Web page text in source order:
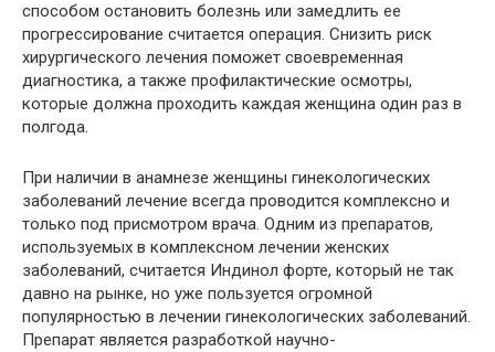
способом остановить болезнь или замедлить ее
прогрессирование считается операция. Снизить риск
хирургического лечения поможет своевременная
диагностика, а также профилактические осмотры,
которые должна проходить каждая женщина один раз в
полгода.
При наличии в анамнезе женщины гинекологических
заболеваний лечение всегда проводится комплексно и
только под присмотром врача. Одним из препаратов,
используемых в комплексном лечении женских
заболеваний, считается Индинол форте, который не так
давно на рынке, но уже пользуется огромной
популярностью в лечении гинекологических заболеваний.
Препарат является разработкой научно-